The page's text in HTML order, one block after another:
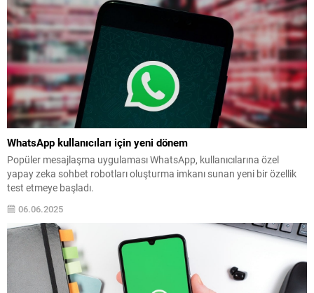
WhatsApp kullanıcıları için yeni dönem
Popüler mesajlaşma uygulaması WhatsApp, kullanıcılarına özel
yapay zeka sohbet robotları oluşturma imkanı sunan yeni bir özellik
test etmeye başladı.
06.06.2025